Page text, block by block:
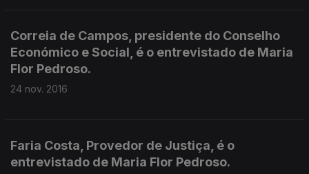
Correia de Campos, presidente do Conselho
Económico e Social, é o entrevistado de Maria
Flor Pedroso.
24 nov. 2016
Faria Costa, Provedor de Justiça, é o
entrevistado de Maria Flor Pedroso.